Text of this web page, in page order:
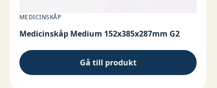
MEDICINSKÅP
Medicinskåp Medium 152x385x287mm G2
Gå till produkt